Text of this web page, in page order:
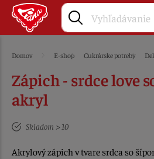
Domov E-shop Cukrárske potreby
Zápich - srdce love
akryl
Skladom > 10
Akrylový zápich v tvare srdca so